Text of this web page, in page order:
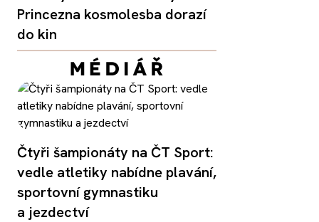
Princezna kosmolesba dorazí
do kin
Čtyři šampionáty na ČT Sport:
vedle atletiky nabídne plavání,
sportovní gymnastiku
a jezdectví